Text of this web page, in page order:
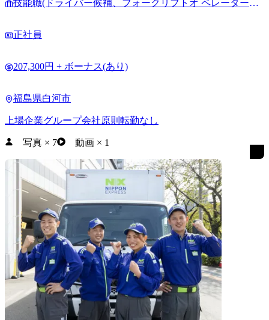
技能職(ドライバー候補、フォークリフトオ ペレーター候
正社員
207,300円 + ボーナス(あり)
福島県白河市
上場企業グループ会社原則転勤なし
写真 × 7 動画 × 1